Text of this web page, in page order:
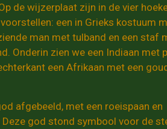
de wijzerplaat zijn in de vier
een in Grieks kostuum
man met tulband en een staf
Onderin zien we een Indiaan met
een Afrikaan met een
afgebeeld, met een roeispaan en
god stond symbool voor de